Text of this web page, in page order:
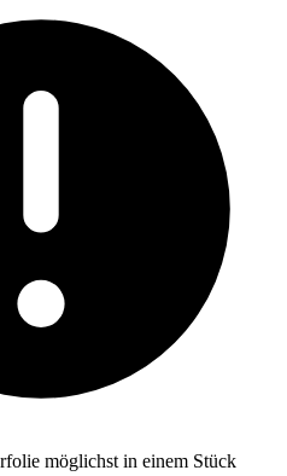
möglichst in einem Stück